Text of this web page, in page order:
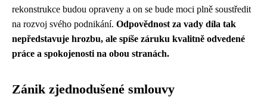
rekonstrukce budou opraveny a on se bude moci plně soustředit
na rozvoj svého podnikání. Odpovědnost za vady díla tak
nepředstavuje hrozbu, ale spíše záruku kvalitně odvedené
práce a spokojenosti na obou stranách.
Zánik zjednodušené smlouvy